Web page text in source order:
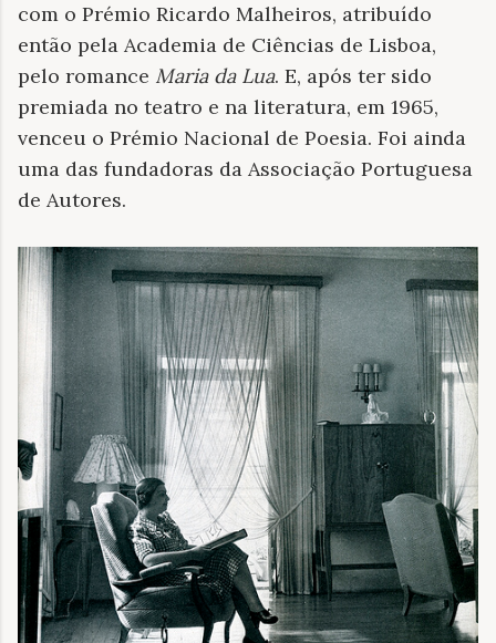
com o Prémio Ricardo Malheiros, atribuído
então pela Academia de Ciências de Lisboa,
pelo romance Maria da Lua. E, após ter sido
premiada no teatro e na literatura, em 1965,
venceu o Prémio Nacional de Poesia. Foi ainda
uma das fundadoras da Associação Portuguesa
de Autores.